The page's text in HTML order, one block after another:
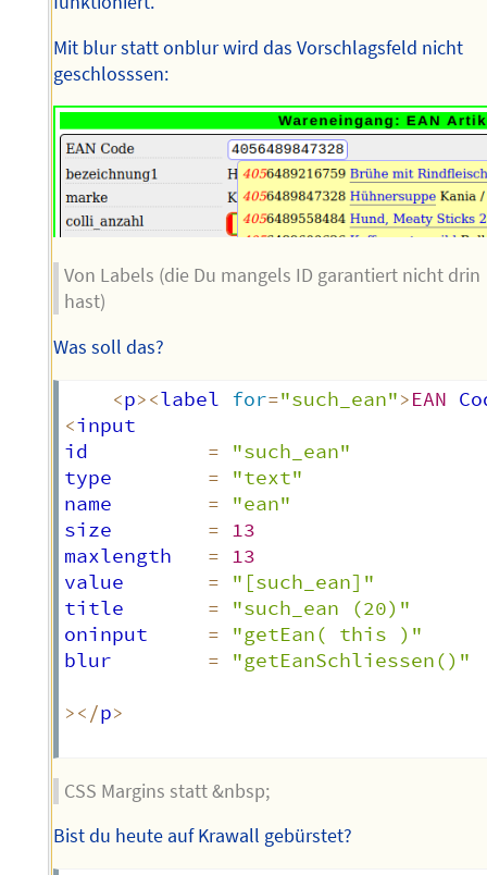
Mit blur statt onblur wird das Vorschlagsfeld nicht
geschlosssen:
Von Labels (die Du mangels ID garantiert nicht drin
hast)
Was soll das?
<p><label for="such_ean">EAN
<input
id =
"such_ean"
type =
"text"
name =
"ean"
size = 13
maxlength = 13
value =
"[such_ean]"
title =
"such_ean (20)"
oninput =
"getEan( this )"
blur = "getEanSchliessen()"
>< /p>
CSS Margins statt &nbsp;
Bist du heute auf Krawall gebürstet?